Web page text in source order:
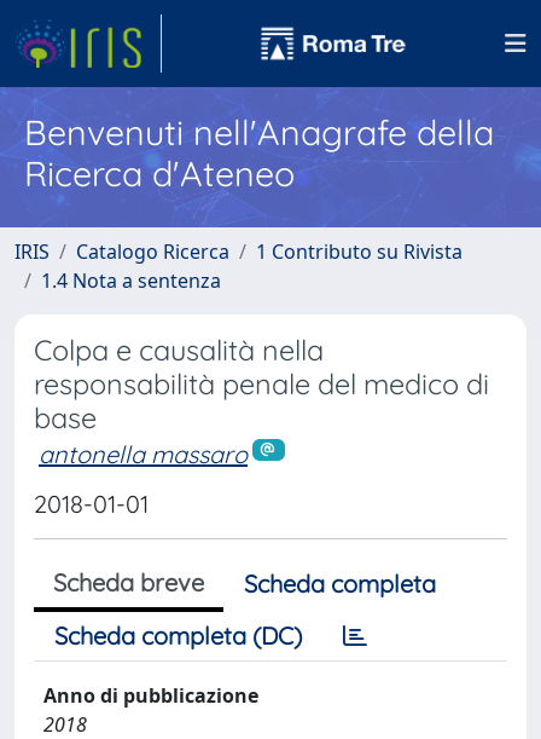
Benvenuti nell'Anagrafe della
Ricerca d'Ateneo
IRIS Catalogo Ricerca
1 Contributo su Rivista
1.4 Nota a sentenza
Colpa e causalità nella
responsabilità penale del medico di
base
antonella massaro
2018-01-01
Scheda breve
Scheda completa
Scheda completa (DC)
Anno di pubblicazione
2018